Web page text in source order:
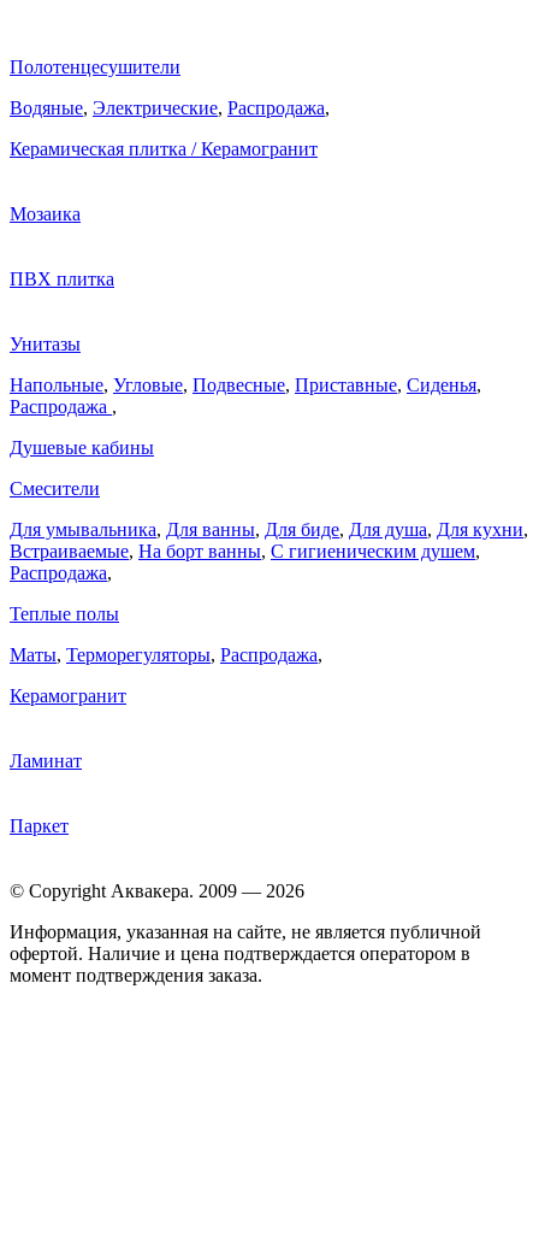
Полотенцесушители
Водяные, Электрические, Распродажа,
Керамическая плитка / Керамогранит
Мозаика
ПВХ плитка
Унитазы
Напольные, Угловые, Подвесные, Приставные, Сиденья,
Распродажа ,
Душевые кабины
Смесители
Для умывальника, Для ванны, Для биде, Для душа, Для кухни,
Встраиваемые, На борт ванны, C гигиеническим душем,
Распродажа,
Теплые полы
Маты, Терморегуляторы, Распродажа,
Керамогранит
Ламинат
Паркет
© Copyright Аквакера. 2009 — 2026
Информация, указанная на сайте, не является публичной
офертой. Наличие и цена подтверждается оператором в
момент подтверждения заказа.